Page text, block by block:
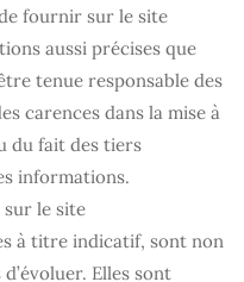
fournir sur le site
aussi précises que
tenue responsable des
carences dans la mise à
du fait des tiers
informations.
le site
à titre indicatif, sont non
Elles sont